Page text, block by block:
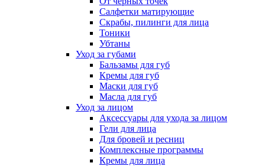
Салфетки матирующие
Скрабы, пилинги для лица
Тоники
Убтаны
Уход за губами
Бальзамы для губ
Кремы для губ
Маски для губ
Масла для губ
Уход за лицом
Аксессуары для ухода за лицом
Гели для лица
Для бровей и ресниц
Комплексные программы
Кремы для лица